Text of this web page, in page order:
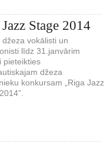
Stage 2014
džeza vokālisti un
līdz 31.janvārim
pieteikties
džeza
konkursam „Riga Jazz